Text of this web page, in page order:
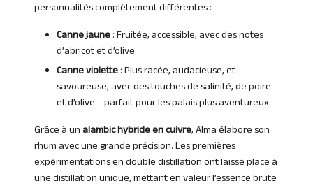
personnalités complètement différentes :
Canne jaune: Fruitée, accessible, avec des notes
d’abricot et d’olive.
Canneviolette: Plus racée, audacieuse, et
savoureuse, avec des touches de salinité, de poire
et d’olive – parfait pour les palais plus aventureux.
Grâce à unalambic hybride en cuivre, Alma élabore son
rhum avec une grande précision. Les premières
expérimentations en double distillation ont laissé place à
une distillation unique, mettant en valeur l’essence brute